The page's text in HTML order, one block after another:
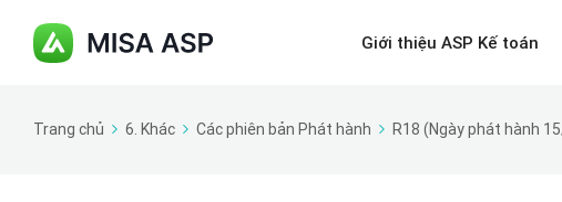
Giới thiệu ASP Kế toán
Trang chủ 6. Khác Các phiên bản Phát hành R18 (Ngày phát hành